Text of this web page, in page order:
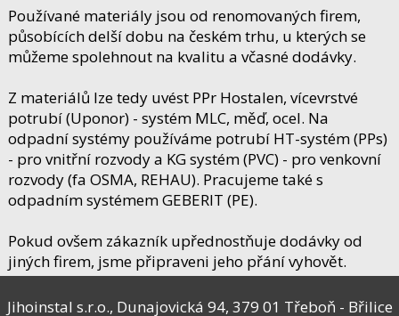
Používané materiály jsou od renomovaných firem,
působících delší dobu na českém trhu, u kterých se
můžeme spolehnout na kvalitu a včasné dodávky.
Z materiálů lze tedy uvést PPr Hostalen, vícevrstvé
potrubí (Uponor) - systém MLC, měď, ocel. Na
odpadní systémy používáme potrubí HT-systém (PPs)
- pro vnitřní rozvody a KG systém (PVC) - pro venkovní
rozvody (fa OSMA, REHAU). Pracujeme také s
odpadním systémem GEBERIT (PE).
Pokud ovšem zákazník upřednostňuje dodávky od
jiných firem, jsme připraveni jeho přání vyhovět.
Jihoinstal s.r.o., Dunajovická 94, 379 01 Třeboň - Břilice